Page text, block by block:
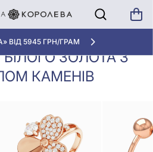
ВІД 5945 ГРН/ГРАМ
з білого золота з розсипом
ЗОЛОТА З
КАМЕНІВ